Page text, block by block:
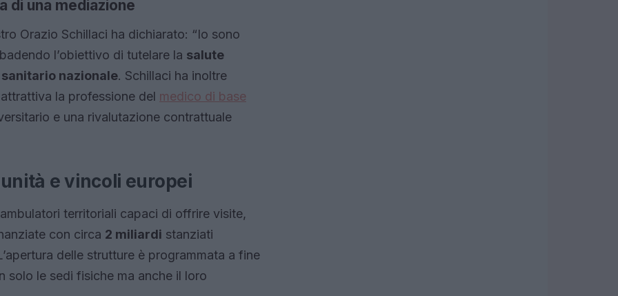
di una mediazione
Orazio Schillaci ha dichiarato: “Io sono
l’obiettivo di tutelare la salute
nazionale. Schillaci ha inoltre
la professione del medico di base
e una rivalutazione contrattuale
e vincoli europei
territoriali capaci di offrire visite,
con circa 2 miliardi stanziati
delle strutture è programmata a fine
solo le sedi fisiche ma anche il loro